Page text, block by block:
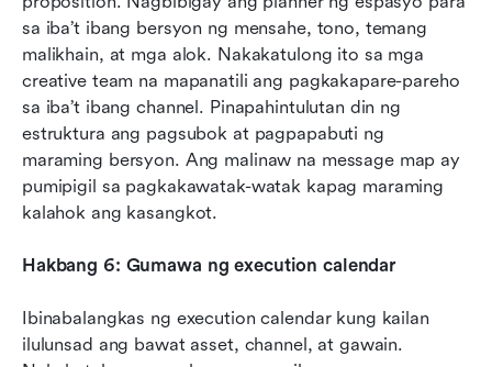
sa iba’t ibang bersyon ng mensahe, tono, temang
malikhain, at mga alok. Nakakatulong ito sa mga
creative team na mapanatili ang pagkakapare-pareho
sa iba’t ibang channel. Pinapahintulutan din ng
estruktura ang pagsubok at pagpapabuti ng
maraming bersyon. Ang malinaw na message map ay
pumipigil sa pagkakawatak-watak kapag maraming
kalahok ang kasangkot.
Hakbang 6: Gumawa ng execution calendar
Ibinabalangkas ng execution calendar kung kailan
ilulunsad ang bawat asset, channel, at gawain.